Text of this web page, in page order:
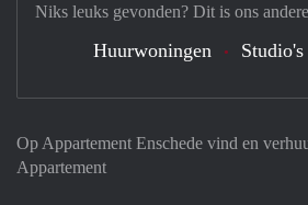
Op Appartement Enschede vind en
Appartement
Niks leuks gevonden? Dit is ons
Huurwoningen Studio's